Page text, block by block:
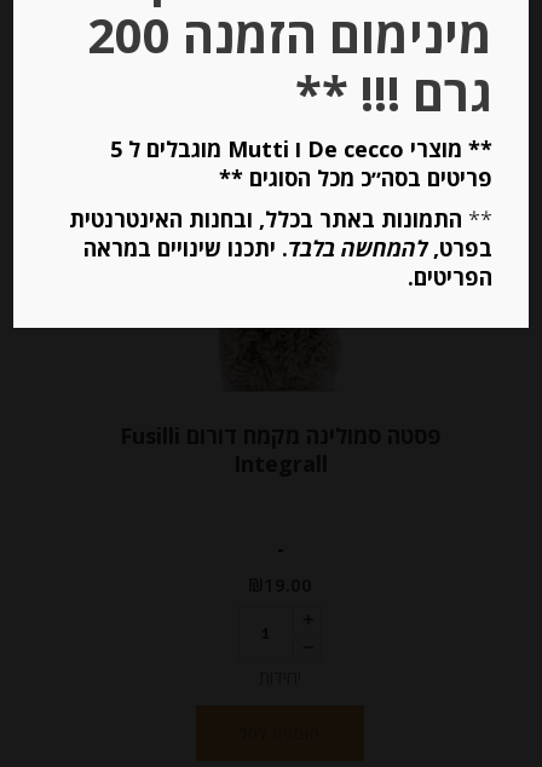
יחידות
הוספה לסל
Out of
-
מינימום הזמנה 200
גרם !!! **
** מוצרי De cecco ו Mutti מוגבלים ל 5
פריטים בסה״כ מכל הסוגים **
** התמונות באתר בכלל, ובחנות האינטרנטית
בפרט,להמחשה בלבד. יתכנו שינויים במראה
הפריטים.